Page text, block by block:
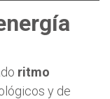
ritmo
y de